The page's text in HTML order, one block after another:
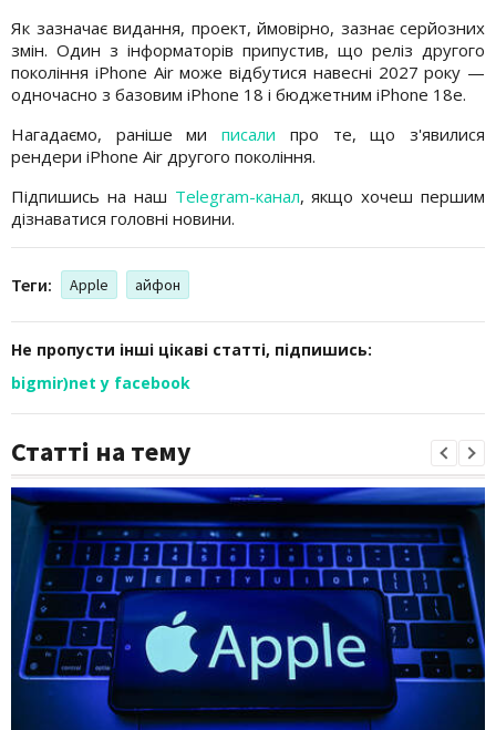
Як зазначає видання, проект, ймовірно, зазнає серйозних
змін. Один з інформаторів припустив, що реліз другого
покоління iPhone Air може відбутися навесні 2027 року —
одночасно з базовим iPhone 18 і бюджетним iPhone 18e.
Нагадаємо, раніше миписали про те, що з'явилися
рендери iPhone Air другого покоління.
Підпишись на наш Telegram-канал, якщо хочеш першим
дізнаватися головні новини.
Теги: Apple айфон
Не пропусти інші цікаві статті, підпишись:
bigmir)net у facebook
Статті на тему